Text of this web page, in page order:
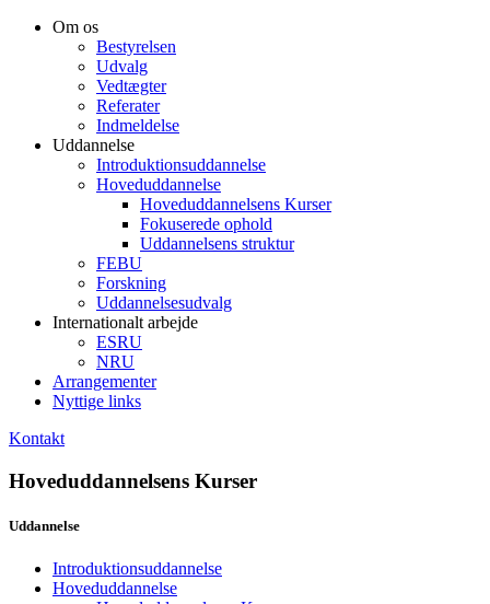
Om os
Bestyrelsen
Udvalg
Vedtægter
Referater
Indmeldelse
Uddannelse
Introduktionsuddannelse
Hoveduddannelse
Hoveduddannelsens Kurser
Fokuserede ophold
Uddannelsens struktur
FEBU
Forskning
Uddannelsesudvalg
Internationalt arbejde
ESRU
NRU
Arrangementer
Nyttige links
Kontakt
Hoveduddannelsens Kurser
Uddannelse
Introduktionsuddannelse
Hoveduddannelse